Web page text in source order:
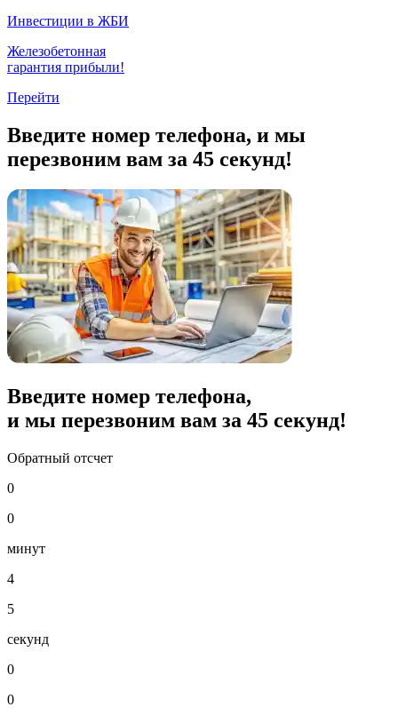
Инвестиции в ЖБИ
Железобетонная
гарантия прибыли!
Перейти
Введите номер телефона, и мы
перезвоним вам за 45 секунд!
Введите номер телефона,
и мы перезвоним вам за 45 секунд!
Обратный отсчет
0
0
минут
4
5
секунд
0
0